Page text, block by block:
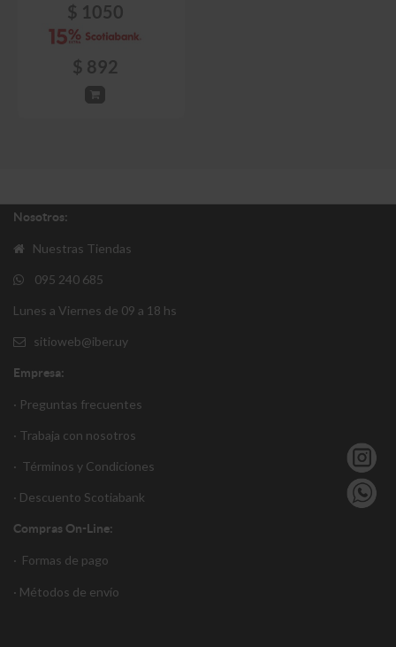
$ 1050
$ 892
Nosotros:
Nuestras Tiendas
095 240 685
Lunes a Viernes de 09 a 18 hs
sitioweb@iber.uy
Empresa:
· Preguntas frecuentes
· Trabaja con nosotros
· Términos y Condiciones
· Descuento Scotiabank
Compras On-Line:
· Formas de pago
· Métodos de envío